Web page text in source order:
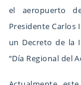
el aeropuerto
Presidente Carlos
un Decreto de la
“Día Regional del